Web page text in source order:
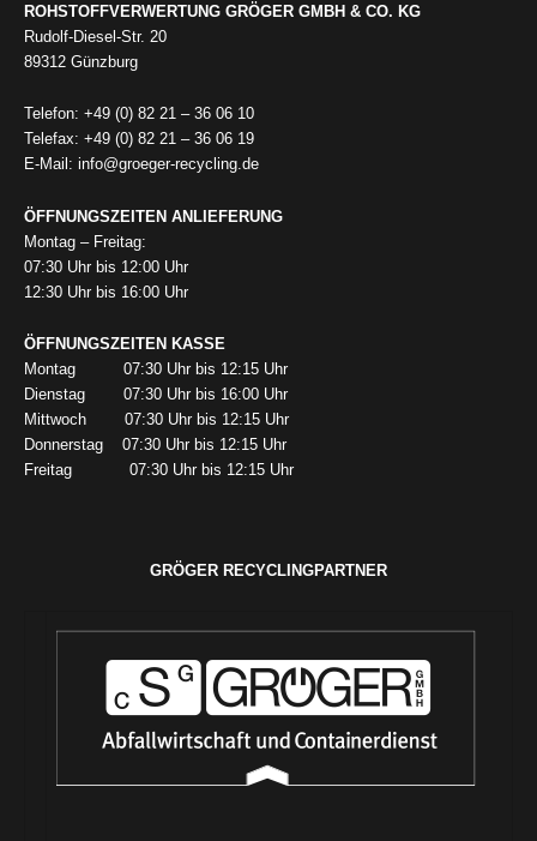
ROHSTOFFVERWERTUNG GRÖGER GMBH & CO. KG
Rudolf-Diesel-Str. 20
89312 Günzburg
Telefon: +49 (0) 82 21 – 36 06 10
Telefax: +49 (0) 82 21 – 36 06 19
E-Mail: info@groeger-recycling.de
ÖFFNUNGSZEITEN ANLIEFERUNG
Montag – Freitag:
07:30 Uhr bis 12:00 Uhr
12:30 Uhr bis 16:00 Uhr
ÖFFNUNGSZEITEN KASSE
Montag 07:30 Uhr bis 12:15 Uhr
Dienstag 07:30 Uhr bis 16:00 Uhr
Mittwoch 07:30 Uhr bis 12:15 Uhr
Donnerstag 07:30 Uhr bis 12:15 Uhr
Freitag 07:30 Uhr bis 12:15 Uhr
GRÖGER RECYCLINGPARTNER